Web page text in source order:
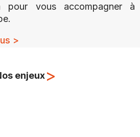
pour vous accompagner à
>
enjeux>